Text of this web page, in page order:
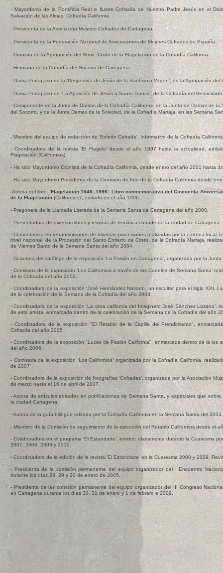
- Mayordomo de la Pontificia Real e Ilustre Cofradía de Nuestro Padre Jesús en el
Salvación de las Almas. Cofradía California.
- Presidenta de la Asociación Mujeres Cofrades de Cartagena.
- Presidenta de la Federación Nacional de Asociaciones de Mujeres Cofrades de España
- Cronista de la Agrupación del Stmo. Cristo de la Flagelación de la Cofradía California
- Hermana de la Cofradía del Socorro de Cartagena
- Dama Portapaso de la ‘Despedida de Jesús de la Santísima Virgen’, de la Agrupación del
- Dama Portapaso de ‘La Aparición de Jesús a Santo Tomas’, de la Cofradía del Resucitado
- Componente de la Junta de Damas de la Cofradía California, de la Junta de Damas de
del Socorro, y de la Junta Damas de la Soledad, de la Cofradía Marraja, en las Semana
- Miembro del equipo de redacción de ‘Boletín Cofrade’. Informativo de la Cofradía
- Coordinadora de la revista ‘El Flagelo’ desde el año 1997 hasta la actualidad,
Flagelación (Californios)
- Ha sido Mayordomo Cronista de la Cofradía California, desde enero del año 2001 hasta
- Ha sido Mayordomo Presidenta de la Comisión de Arte de la Cofradía California desde
-Autora del libro: ‘Flagelación 1946–1996’ . Libro conmemorativo del Cincuenta
de la Flagelación (Californios)’, editado en el año 1996.
- Pregonera de la Llamada Literaria de la Semana Santa de Cartagena del año 2000.
- Presentadora de diversos libros y revistas de temática cofrade de la ciudad de Cartagena
- Comentarista en retransmisiones de diversas procesiones realizadas por la cadena local
nivel nacional, de la Procesión del Santo Entierro de Cristo, de la Cofradía Marraja,
de Viernes Santo de la Semana Santa del año 2004.
- Coautora del catálogo de la exposición ‘La Pasión en Cartagena’, organizada por la
- Comisaria de la exposición ‘Los Californios a través de los Carteles de Semana Santa’
de la Cofradía del año 2002.
- Coordinadora de la exposición ‘José Hernández Navarro, un escultor para el siglo XXI.
de la celebración de la Semana de la Cofradía del año 2003.
- Coordinadora de la exposición ‘La obra california del Imaginero José Sánchez Lozano’,
de este artista, enmarcada dentro de la celebración de la Semana de la Cofradía del año
- Coordinadora de la exposición "El Retablo de la Capilla del Prendimiento",
Cofradía del año 2005
- Coordinadora de la exposición "Luces de Pasión California", enmarcada dentro de la los
del año 2006.
- Comisaria de la exposición ‘Los Californios’ organizada por la Cofradía California,
de 2007’
- Coordinadora de la exposición de fotografías ‘Cofrades’, organizada por la Asociación
de marzo hasta el 16 de abril de 2007.
- Autora de artículos editados en publicaciones de Semana Santa, y especiales que
la ciudad Cartagena.
- Autora de la guía bilingüe editada por la Cofradía California en la Semana Santa del
- Miembro de la Comisión de seguimiento de la ejecución del Retablo Californios desde el
- Colaboradora en el programa ‘El Estandarte’, emitido diariamente durante la Cuaresma
2007, 2008, 2009 y 2010.
- Coordinadora de la edición de la revista ‘El Estandarte’ en la Cuaresma 2008 y 2009.
- Presidenta de la comisión permanente del equipo organizador del I Encuentro
durante los días 28, 29 y 30 de enero de 2005.
- Presidenta de las comisión permanente del equipo organizador del III Congreso
en Cartagena durante los días 30, 31 de enero y 1 de febrero e 2009.